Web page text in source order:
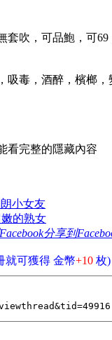
套吹，可品鮑，可
吸毒，酒醉，檳榔
看完整的隱藏內容
小女友
的熟女
分享到
就可獲得 金幣+10 枚)